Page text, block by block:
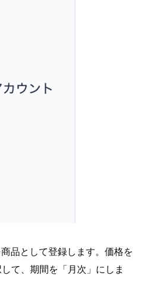
品として登録します。価格を
て、期間を「月次」にしま